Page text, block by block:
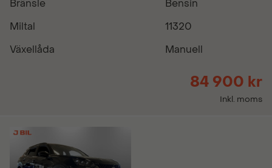
Bränsle
Bensin
Miltal
11320
Växellåda
Manuell
84 900 kr
Inkl. moms